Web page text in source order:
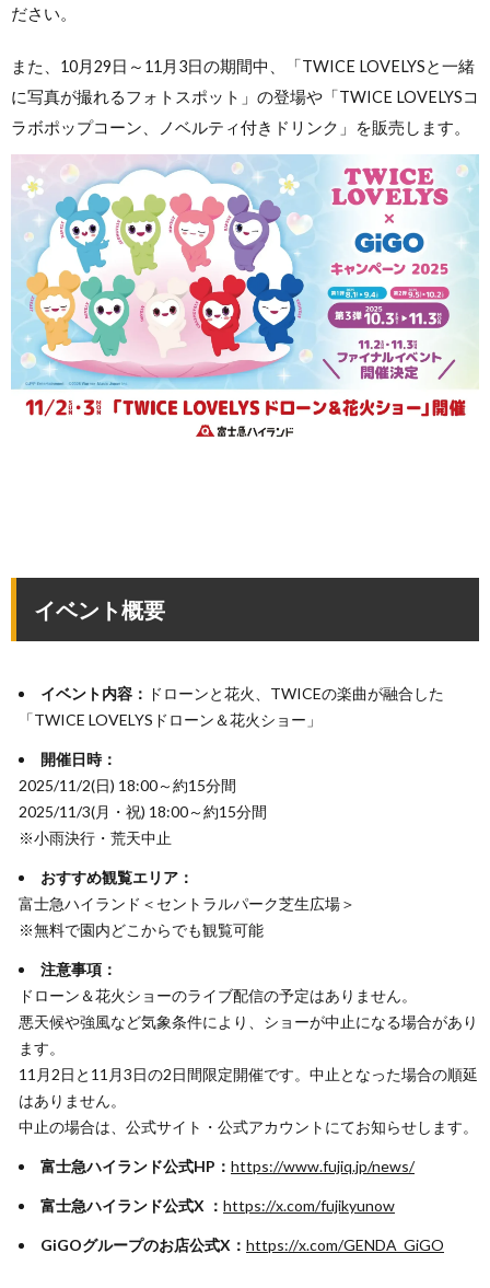
ださい。
また、10月29日～11月3日の期間中、「TWICE LOVELYSと一緒
に写真が撮れるフォトスポット」の登場や「TWICE LOVELYSコ
ラボポップコーン、ノベルティ付きドリンク」を販売します。
イベント概要
イベント内容： ドローンと花火、TWICEの楽曲が融合した
「TWICE LOVELYSドローン＆花火ショー」
開催日時：
2025/11/2(日) 18:00～約15分間
2025/11/3(月・祝) 18:00～約15分間
※小雨決行・荒天中止
おすすめ観覧エリア：
富士急ハイランド＜セントラルパーク芝生広場＞
※無料で園内どこからでも観覧可能
注意事項：
ドローン＆花火ショーのライブ配信の予定はありません。
悪天候や強風など気象条件により、ショーが中止になる場合があり
ます。
11月2日と11月3日の2日間限定開催です。中止となった場合の順延
はありません。
中止の場合は、公式サイト・公式アカウントにてお知らせします。
富士急ハイランド公式HP： https://www.fujiq.jp/news/
富士急ハイランド公式X ： https://x.com/fujikyunow
GiGOグループのお店公式X： https://x.com/GENDA_GiGO